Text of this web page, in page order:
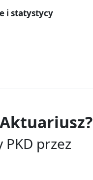
i statystycy
Aktuariusz?
przez